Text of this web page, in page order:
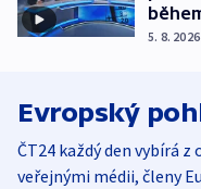
5. 8. 2026
Evropský
ČT24 každý den vybírá
veřejnými médii, členy